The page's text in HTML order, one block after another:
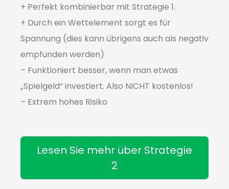
+ Perfekt kombinierbar mit Strategie 1.
+ Durch ein Wettelement sorgt es für
Spannung (dies kann übrigens auch als negativ
empfunden werden)
– Funktioniert besser, wenn man etwas
„Spielgeld“ investiert. Also NICHT kostenlos!
– Extrem hohes Risiko
Lesen Sie mehr über Strategie
2